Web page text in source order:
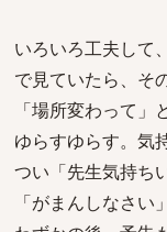
いろいろ工夫して
で見ていたら、そ
「場所変わって
ゆらすゆらす。気
つい「先生気持ち
「がまんしなさ